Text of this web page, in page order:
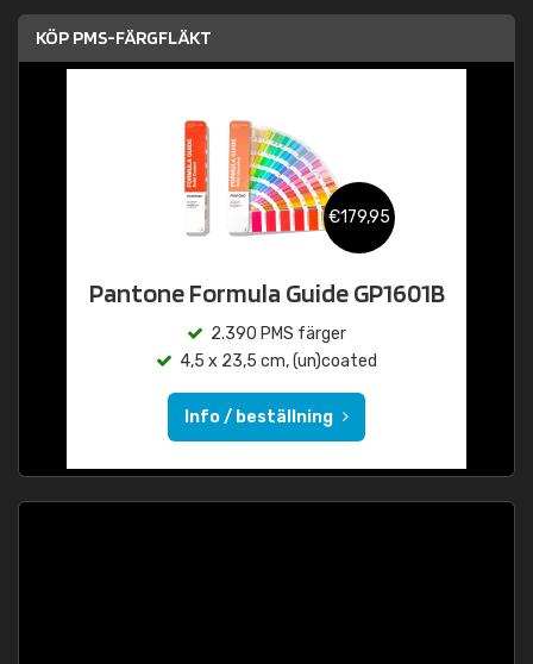
KÖP PMS-FÄRGFLÄKT
€179,95
Pantone Formula Guide GP1601B
2.390 PMS färger
4,5 x 23,5 cm, (un)coated
Info / beställning